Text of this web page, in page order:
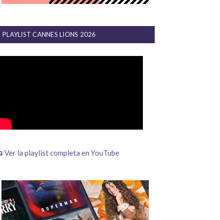
PLAYLIST CANNES LIONS 2026
Ver la playlist completa en YouTube